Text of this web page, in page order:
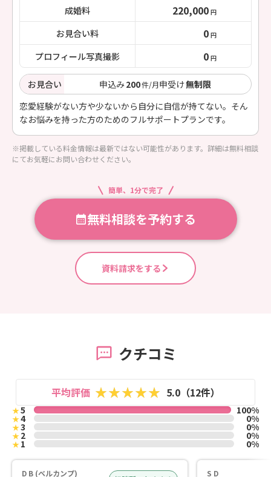
成婚料 220,000 円
お見合い料 0 円
プロフィール写真撮影 0 円
お見合い 申込み200件/月申受け無制限
恋愛経験がない方や少ないから自分に自信が持てない。そん
なお悩みを持った方のためのフルサポートプランです。
※掲載している料金情報は最新ではない可能性があります。詳細は無料相談
にてお気軽にお問い合わせください。
簡単、1分で完了
無料相談を予約する
資料請求をする
クチコミ
平均評価 5.0（12件）
★5 100%
★4 0%
★3 0%
★2 0%
★1 0%
D B (ベルカンプ) S D